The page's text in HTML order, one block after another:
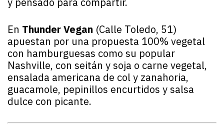
En Thunder Vegan (Calle Toledo, 51)
apuestan por una propuesta 100% vegetal
con hamburguesas como su popular
Nashville, con seitán y soja o carne vegetal,
ensalada americana de col y zanahoria,
guacamole, pepinillos encurtidos y salsa
dulce con picante.